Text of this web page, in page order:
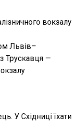
вокзалу
Львів–
Трускавця —
У Східниці їхати